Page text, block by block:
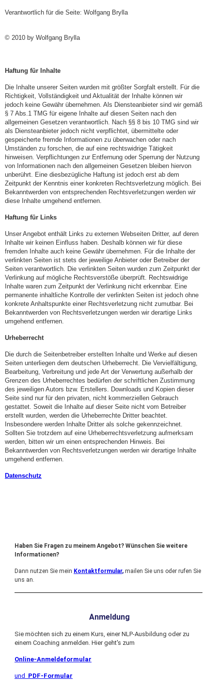
Verantwortlich für die Seite: Wolfgang Brylla
© 2010 by Wolfgang Brylla
Haftung für Inhalte
Die Inhalte unserer Seiten wurden mit größter Sorgfalt erstellt. Für die
Richtigkeit, Vollständigkeit und Aktualität der Inhalte können wir
jedoch keine Gewähr übernehmen. Als Diensteanbieter sind wir gemäß
§ 7 Abs.1 TMG für eigene Inhalte auf diesen Seiten nach den
allgemeinen Gesetzen verantwortlich. Nach §§ 8 bis 10 TMG sind wir
als Diensteanbieter jedoch nicht verpflichtet, übermittelte oder
gespeicherte fremde Informationen zu überwachen oder nach
Umständen zu forschen, die auf eine rechtswidrige Tätigkeit
hinweisen. Verpflichtungen zur Entfernung oder Sperrung der Nutzung
von Informationen nach den allgemeinen Gesetzen bleiben hiervon
unberührt. Eine diesbezügliche Haftung ist jedoch erst ab dem
Zeitpunkt der Kenntnis einer konkreten Rechtsverletzung möglich. Bei
Bekanntwerden von entsprechenden Rechtsverletzungen werden wir
diese Inhalte umgehend entfernen.
Haftung für Links
Unser Angebot enthält Links zu externen Webseiten Dritter, auf deren
Inhalte wir keinen Einfluss haben. Deshalb können wir für diese
fremden Inhalte auch keine Gewähr übernehmen. Für die Inhalte der
verlinkten Seiten ist stets der jeweilige Anbieter oder Betreiber der
Seiten verantwortlich. Die verlinkten Seiten wurden zum Zeitpunkt der
Verlinkung auf mögliche Rechtsverstöße überprüft. Rechtswidrige
Inhalte waren zum Zeitpunkt der Verlinkung nicht erkennbar. Eine
permanente inhaltliche Kontrolle der verlinkten Seiten ist jedoch ohne
konkrete Anhaltspunkte einer Rechtsverletzung nicht zumutbar. Bei
Bekanntwerden von Rechtsverletzungen werden wir derartige Links
umgehend entfernen.
Urheberrecht
Die durch die Seitenbetreiber erstellten Inhalte und Werke auf diesen
Seiten unterliegen dem deutschen Urheberrecht. Die Vervielfältigung,
Bearbeitung, Verbreitung und jede Art der Verwertung außerhalb der
Grenzen des Urheberrechtes bedürfen der schriftlichen Zustimmung
des jeweiligen Autors bzw. Erstellers. Downloads und Kopien dieser
Seite sind nur für den privaten, nicht kommerziellen Gebrauch
gestattet. Soweit die Inhalte auf dieser Seite nicht vom Betreiber
erstellt wurden, werden die Urheberrechte Dritter beachtet.
Insbesondere werden Inhalte Dritter als solche gekennzeichnet.
Sollten Sie trotzdem auf eine Urheberrechtsverletzung aufmerksam
werden, bitten wir um einen entsprechenden Hinweis. Bei
Bekanntwerden von Rechtsverletzungen werden wir derartige Inhalte
umgehend entfernen.
Datenschutz
Haben Sie Fragen zu meinem Angebot? Wünschen Sie weitere
Informationen?
Dann nutzen Sie mein Kontaktformular, mailen Sie uns oder rufen Sie
uns an.
Anmeldung
Sie möchten sich zu einem Kurs, einer NLP-Ausbildung oder zu
einem Coaching anmelden. Hier geht's zum
Online-Anmeldeformular
und PDF-Formular